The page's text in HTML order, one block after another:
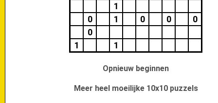
1
0
1 0 0
0
0
1
1
Opnieuw beginnen
Meer heel moeilijke 10x10 puzzels